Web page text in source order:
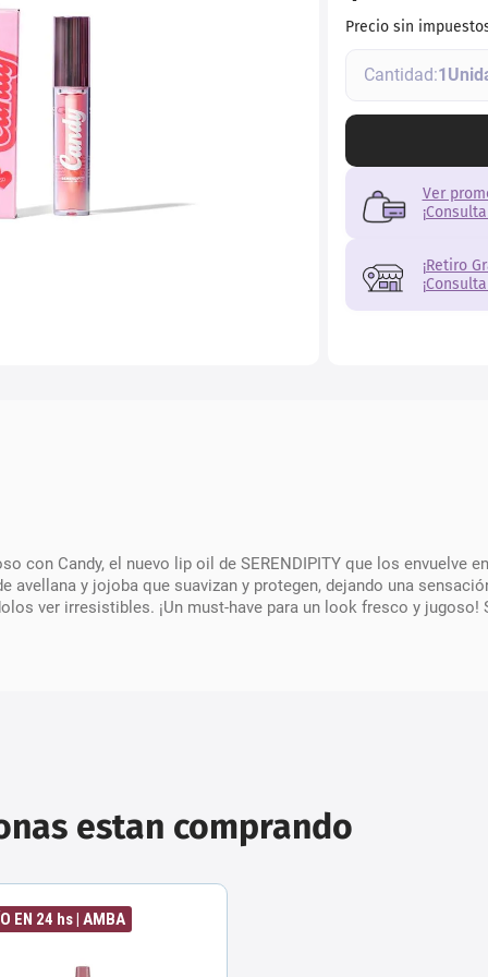
Precio sin
1
Ver
¡Retiro
con Candy, el nuevo lip oil de SERENDIPITY que los envuelve
y jojoba que suavizan y protegen, dejando una
ver irresistibles. ¡Un must-have para un look fresco y
estan comprando
EN 24 hs | AMBA